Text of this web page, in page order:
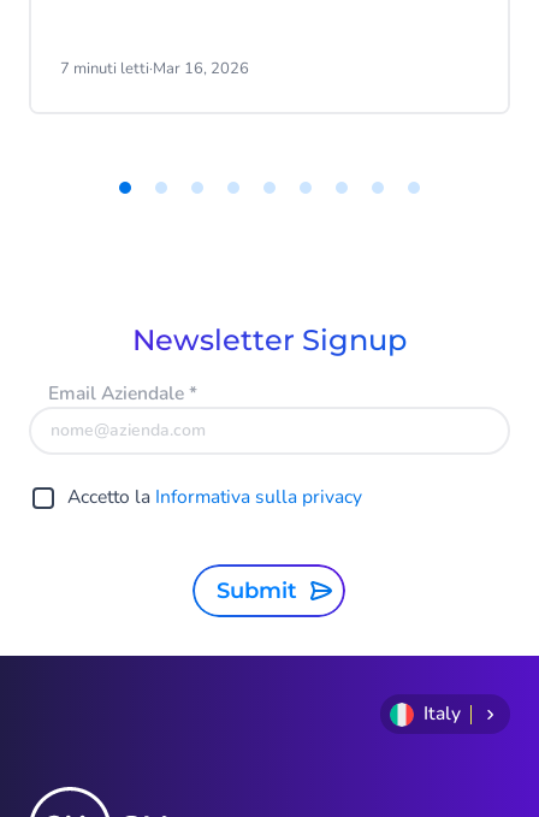
guida di CM.com.
7 minuti letti·Mar 16, 2026
Newsletter Signup
Email Aziendale*
Accetto la Informativa sulla privacy
Submit
Italy